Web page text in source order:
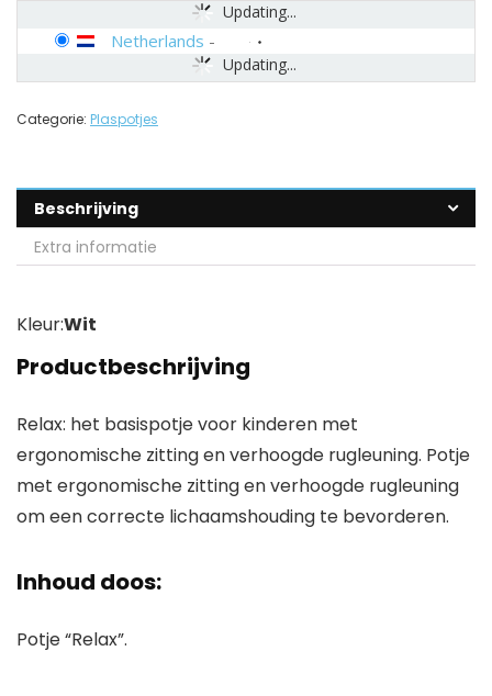
Updating...
Updating...
Netherlands -
Categorie: Plaspotjes
Beschrijving
Extra informatie
Kleur:Wit
Productbeschrijving
Relax: het basispotje voor kinderen met
ergonomische zitting en verhoogde rugleuning. Potje
met ergonomische zitting en verhoogde rugleuning
om een correcte lichaamshouding te bevorderen.
Inhoud doos:
Potje “Relax”.